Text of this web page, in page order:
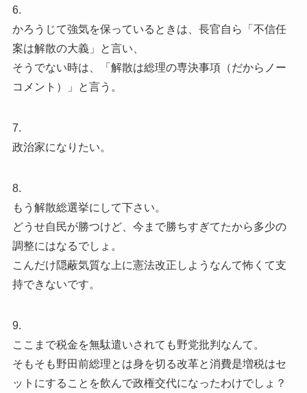
6.
かろうじて強気を保っているときは、長官自ら「不信任
案は解散の大義」と言い、
そうでない時は、「解散は総理の専決事項（だからノー
コメント）」と言う。
7.
政治家になりたい。
8.
もう解散総選挙にして下さい。
どうせ自民が勝つけど、今まで勝ちすぎてたから多少の
調整にはなるでしょ。
こんだけ隠蔽気質な上に憲法改正しようなんて怖くて支
持できないです。
9.
ここまで税金を無駄遣いされても野党批判なんて。
そもそも野田前総理とは身を切る改革と消費是増税はセ
ットにすることを飲んで政権交代になったわけでしょ？